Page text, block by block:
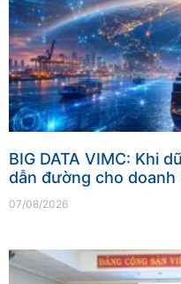
BIG DATA VIMC: Khi
dẫn đường cho doanh
07/08/2026